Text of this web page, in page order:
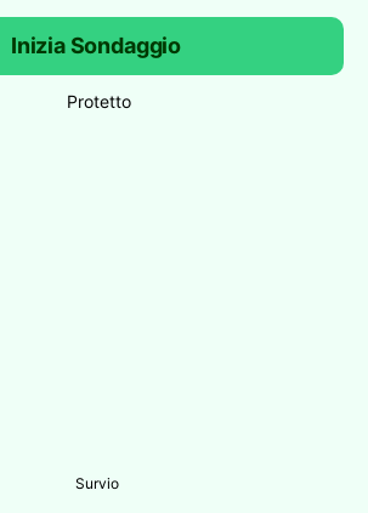
Inizia Sondaggio
Protetto
Survio